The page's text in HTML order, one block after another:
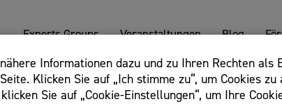
Informationen dazu und zu Ihren Rechten als
Klicken Sie auf „Ich stimme zu“, um Cookies
Sie auf „Cookie-Einstellungen“, um Ihre
Experts Groups Veranstaltungen Blog